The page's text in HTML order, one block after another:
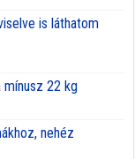
is láthatom
mínusz 22 kg
nehéz